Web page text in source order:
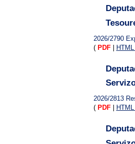
2026/2790
( PDF
2026/2813
( PDF